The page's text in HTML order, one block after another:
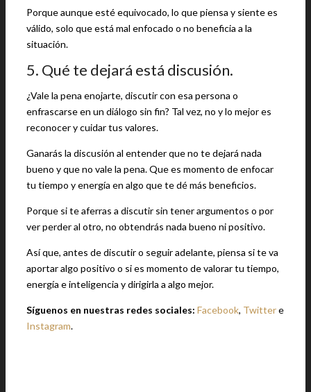
Porque aunque esté equivocado, lo que piensa y siente es
válido, solo que está mal enfocado o no beneficia a la
situación.
5. Qué te dejará está discusión.
¿Vale la pena enojarte, discutir con esa persona o
enfrascarse en un diálogo sin fin? Tal vez, no y lo mejor es
reconocer y cuidar tus valores.
Ganarás la discusión al entender que no te dejará nada
bueno y que no vale la pena. Que es momento de enfocar
tu tiempo y energía en algo que te dé más beneficios.
Porque si te aferras a discutir sin tener argumentos o por
ver perder al otro, no obtendrás nada bueno ni positivo.
Así que, antes de discutir o seguir adelante, piensa si te va
aportar algo positivo o si es momento de valorar tu tiempo,
energía e inteligencia y dirigirla a algo mejor.
Síguenos en nuestras redes sociales: Facebook, Twittere
Instagram.